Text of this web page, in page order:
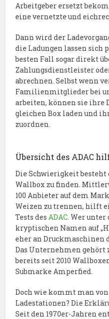
Arbeitgeber ersetzt
eine vernetzte und
Dann wird der
die Ladungen lassen sich
besten Fall sogar direkt
Zahlungsdienstleister
abrechnen. Selbst wenn
Familienmitglieder bei
arbeiten, können sie ihre
gleichen Box laden und
zuordnen.
Übersicht des ADAC
Die Schwierigkeit besteht
Wallbox zu finden.
100 Anbieter auf dem
Weizen zu trennen, hilft
Tests des ADAC. Wer
kryptischen Namen auf
eher an Druckmaschinen
Das Unternehmen gehört
bereits seit 2010
Submarke Amperfied.
Doch wie kommt man
Ladestationen? Die
Seit den 1970er-Jahren